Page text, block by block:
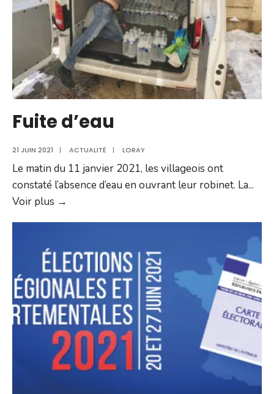
Fuite d’eau
21 JUIN 2021 | ACTUALITÉ | LORAY
Le matin du 11 janvier 2021, les villageois ont
constaté l’absence d’eau en ouvrant leur robinet. La...
Voir plus →